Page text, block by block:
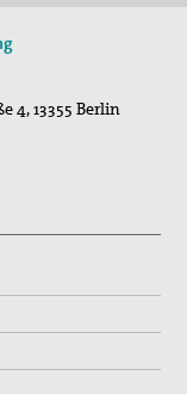
4,13355 Berlin